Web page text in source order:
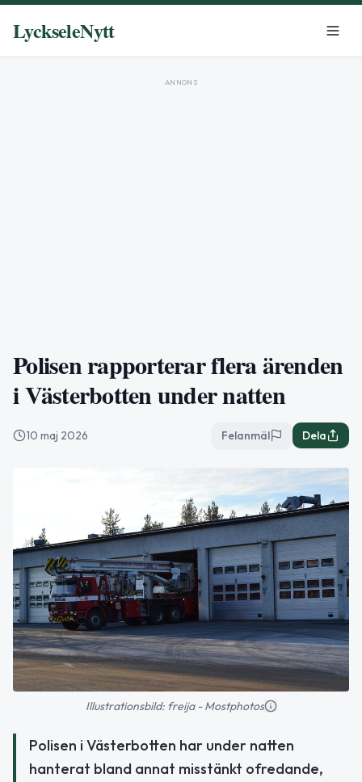
LyckseleNytt
ANNONS
Polisen rapporterar flera ärenden
i Västerbotten under natten
10 maj 2026 Felanmäl Dela
Illustrationsbild: freija - Mostphotos
Polisen i Västerbotten har under natten
hanterat bland annat misstänkt ofredande,